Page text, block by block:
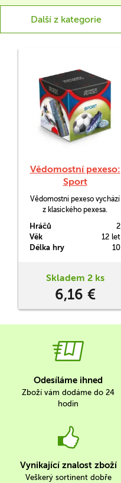
Další z kategorie
Vědomostní pexeso:
Sport
Vědomostní pexeso vychází
z klasického pexesa.
obrázky, ale dvě informace,
které k sobě patří. Text je
doplněn motivem, který
sobě patřící kartičky položí
Hráčů
2
Věk
12 let
Délka hry
10
Skladem 2 ks
6,16 €
Odesíláme ihned
Zboží vám dodáme do 24
hodin
Vynikající znalost zboží
Veškerý sortinent dobře